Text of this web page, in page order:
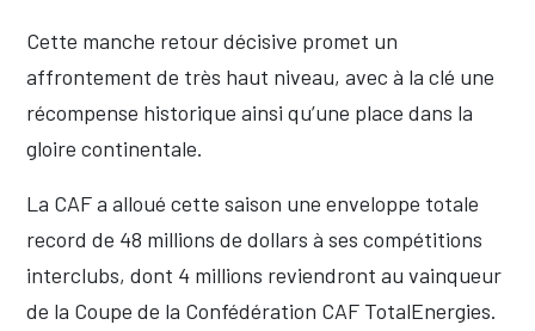
Cette manche retour décisive promet un
affrontement de très haut niveau, avec à la clé une
récompense historique ainsi qu’une place dans la
gloire continentale.
La CAF a alloué cette saison une enveloppe totale
record de 48 millions de dollars à ses compétitions
interclubs, dont 4 millions reviendront au vainqueur
de la Coupe de la Confédération CAF TotalEnergies.